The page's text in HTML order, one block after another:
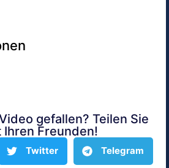
gefallen? Teilen Sie
Ihren Freunden!
Twitter Telegram